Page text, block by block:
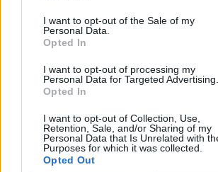
I want to opt-out of the Sale of my
Personal Data.
Opted In
I want to opt-out of processing my
Personal Data for Targeted Advertising.
Opted In
I want to opt-out of Collection, Use,
Retention, Sale, and/or Sharing of my
Personal Data that Is Unrelated with
Purposes for which it was collected.
Opted Out
H Ιωάννα Σιαμπάνη ανέβασε
μέρες χωρίς πρόγραμμα
Η πρώην παίκτρια του «My Style Rocks» και ο
παιδί τους
ΧΤΕΣ